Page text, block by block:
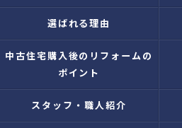
選ばれる理由
中古住宅購入後のリフォームの
ポイント
スタッフ・職人紹介